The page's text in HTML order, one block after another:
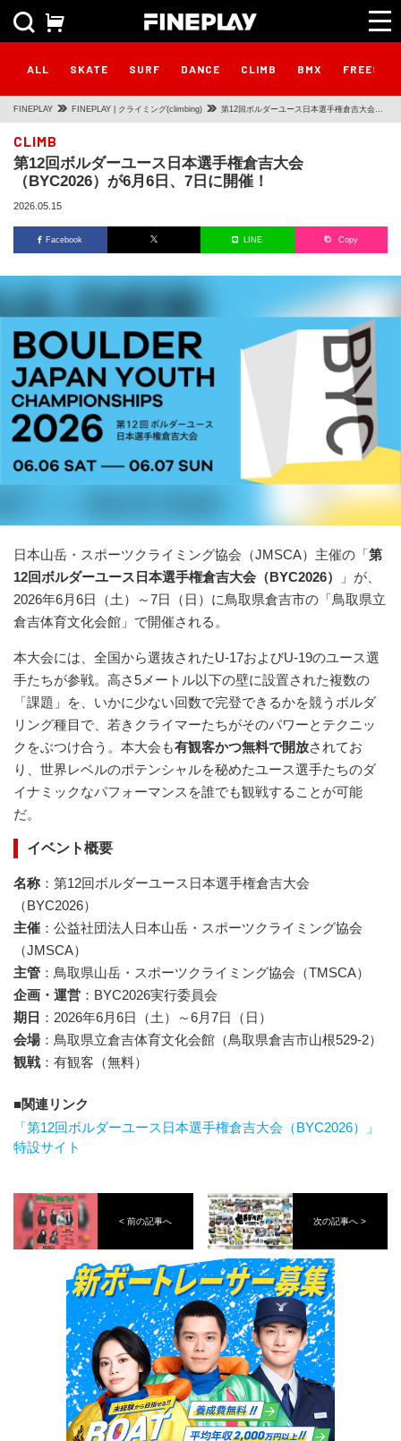
ALL SKATE SURF DANCE CLIMB BMX
FINEPLAY FINEPLAY | クライミング(climbing) 第12回ボルダーユース日本選手権倉吉大会
CLIMB
第12回ボルダーユース日本選手権倉吉大会
（BYC2026）が6月6日、7日に開催！
2026.05.15
Facebook LINE Copy
日本山岳・スポーツクライミング協会（JMSCA）主催の「第
12回ボルダーユース日本選手権倉吉大会（BYC2026）
」が、
2026年6月6日（土）～7日（日）に鳥取県倉吉市の「鳥取県立
倉吉体育文化会館」で開催される。
本大会には、全国から選抜されたU-17およびU-19のユース選
手たちが参戦。高さ5メートル以下の壁に設置された複数の
「課題」を、いかに少ない回数で完登できるかを競うボルダ
リング種目で、若きクライマーたちがそのパワーとテクニッ
クをぶつけ合う。本大会も有観客かつ無料で開放されてお
り、世界レベルのポテンシャルを秘めたユース選手たちのダ
イナミックなパフォーマンスを誰でも観戦することが可能
だ。
イベント概要
名称：第12回ボルダーユース日本選手権倉吉大会
（BYC2026）
主催 ：公益社団法人日本山岳・スポーツクライミング協会
（JMSCA）
主管 ：鳥取県山岳・スポーツクライミング協会（TMSCA）
企画・運営 ：BYC2026実行委員会
期日 ：2026年6月6日（土）～6月7日（日）
会場：鳥取県立倉吉体育文化会館（鳥取県倉吉市山根529-2）
観戦：有観客（無料）
関連リンク
「第12回ボルダーユース日本選手権倉吉大会（BYC2026）」
特設サイト
< 前の記事へ 次の記事へ >